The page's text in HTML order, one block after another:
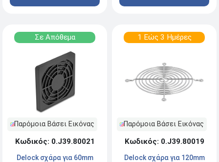
Σε Απόθεμα
Παρόμοια Βάσει Εικόνας
Κωδικός: 0.J39.80021
Delock σχάρα για 60mm
1 Εώς 3 Ημέρες
Παρόμοια Βάσει Εικόνας
Κωδικός: 0.J39.80019
Delock σχάρα για 120mm